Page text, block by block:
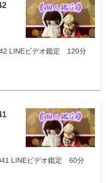
LINEビデオ鑑定 120分
LINEビデオ鑑定 60分